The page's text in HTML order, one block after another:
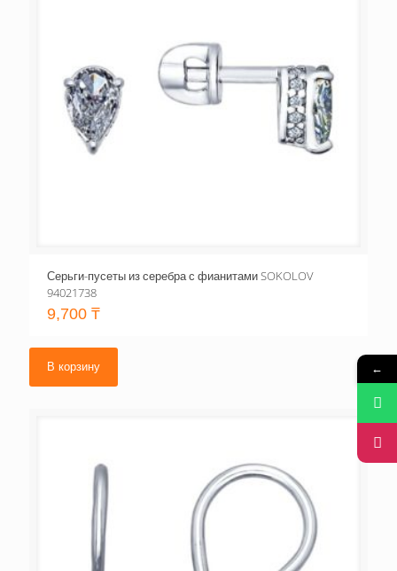
Серьги-пусеты из серебра с фианитами SOKOLOV
94021738
9,700 ₸
В корзину ←